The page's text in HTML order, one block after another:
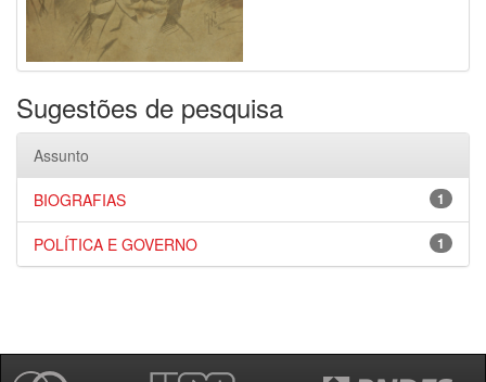
Sugestões de pesquisa
Assunto
1
BIOGRAFIAS
1
POLÍTICA E GOVERNO